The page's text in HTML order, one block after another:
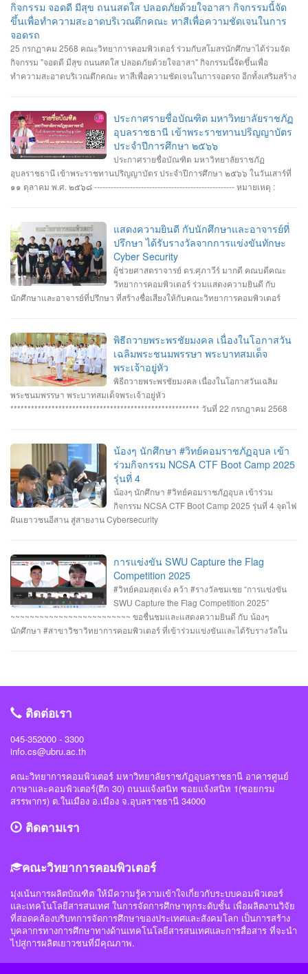
กิจกรรม จอดดี มีสุข ถนนสดใส ปลอดภัยด้วยใจอาสา กิจกรรมนี้จัด
ขึ้นเพื่อทำความสะอาดบริเวณตึกคณะ ทาสีเพื่อความชัดเจนในการ
จอดรถ
25 กรกฏาคม 2568 คณะวิทยาการคอมพิวเตอร์ ร่วมกับสโมสรนักศึกษาได้ร่วมจัด
กิจกรรม "จอดดี มีสุข ถนนสดใส ปลอดภัยด้วยใจอาสา" กิจกรรมนี้จัดขึ้นเพื่อ
ทำความสะอาดบริเวณตึกคณะ ทาสีเพื่อความชัดเจนในการจอดรถ อีกทั้งเสริมสร้าง
ประกาศรายชื่อบัณฑิต มหาวิทยาลัยราชภัฏ
อุบลราชธานี เข้าพระราชทานปริญญาบัตร
ประจำปีการศึกษา ๒๕๖๖
ประกาศรายชื่อบัณฑิต มหาวิทยาลัยราชภัฏ
อุบลราชธานี เข้าพระราชทานปริญญาบัตร ประจำปีการศึกษา ๒๕๖๖ ในวันเสาร์ที่
๑๑ ตุลาคม พ.ศ. ๒๕๖๘ --------------------------------------------------- หมายเหตุ :
แสดงความยินดี กับนักศึกษาและอาจารย์ที่
ปรึกษา ได้รับรางวัลจากการแข่งขันทักษะ
Cyber Security
ผู้ช่วยศาสตราจารย์ ดร.ศุภาวีร์ มากดี คณบดีคณะ
วิทยาการคอมพิวเตอร์ ร่วมแสดงความยินดี กับ
นักศึกษาและอาจารย์ที่ปรึกษา ที่สร้างชื่อเสียงให้กับคณะวิทยาการคอมพิวเตอร์
ปลอดภัยทางไซเบอร์ IT RERU CYBER HACKATHON#1 2025 ภายใต้โครงการ
“เปิดโลกวิชาการ 25 ปี มหาวิทยาลัยราชภัฏร้อยเอ็ด” วันที่ 7-8 กรกฎาคม 2568 รุ่น
Senior #รางวัลชนะเลิศ ทีม Don’t know Everything นายชัยวัฒน์ ชัยฤทธิ์ นาย
อาทิตย์ สายกนก นายสุริยา ขันทา ทำคะแนนได้สูงสุด 2260 คะแนน #รางวัลรอง
ชนะเลิศอันดับที่_1 ทีม MVP นายอัมรินทร์ จำปาหอม นายนวพงษ์ ธรรมสัตย์ นายวี
รพงษ์ โสระธิ ทำคะแนนได้ 1310 คะแนน #รางวัลรองชนะเลิศอันดับที่_2 ทีม
รัตนภักดี MR. SENG SOPHIN นายศตวรรษ วิลามาตย์ ทำคะแนนได้ 500 คะแนน
จบที่อันดับ 9 จาก 13 ทีมที่เข้าร่วมแข่งขันในครั้งนี้ RERU CYBER
HACKATHON#1 2025 จัดโดย คณะเทคโนโลยีสารสนเทศ มหาวิทยาลัยราชภัฏ
ร้อยเอ็ด ร่วมกับสำนักงานคณะกรรมการการรักษาความมั่นคงปลอดภัยไซเบอร์แห่ง
ชาติ (สกมช.) รายการที่ 2. “การแข่งขัน SWU Capture the Flag Competition
2025” เมื่อวันอังคารที่ 1 และ 8 กรกฎาคม 2568 (จัดการแข่งขันในรูปแบบออนไลน์
ในโครงการจำนวน 60 ทีม จัดโดย ภาควิชาวิศวกรรมคอมพิวเตอร์ คณะ
วิศวกรรมศาสตร์ มหาวิทยาลัยศรีนครินทรวิโรฒ ร่วมกับ บริษัท ACIS Professional
Center และ บริษัท SEC Playground รายการที่ 3. การแข่งขัน Mini CTF ระหว่างผู้
เข้าร่วม NCSA CTF Boot Camp 2025 รุ่นที่ 4 ซึ่งจัดขึ้นในระหว่างวันที่ 19–20
กรกฎาคม 2568 นายอาทิตย์ สายกนก นักศึกษาชั้นปีที่ 3 ได้รับ #รางวัล_MVP ผู้ที่
ทำคะแนนรายบุคคลสูงสุด (3400 คะแนน) จัดโดย #สำนักงานคณะกรรมการการ
พิธีถวายพระพรชัยมงคล เนื่องในโอกาสวัน
เฉลิมพระชนมพรรษา พระบาทสมเด็จ
พระเจ้าอยู่หัว
พิธีถวายพระพรชัยมงคล เนื่องในโอกาสวันเฉลิม
พระชนมพรรษา พระบาทสมเด็จพระเจ้าอยู่หัว
******************************************************* วันที่ 22 กรกฎาคม 2568
พระเจ้าอยู่หัว เนื่องในโอกาสมหามงคลเฉลิมพระชนมพรรษา 28 กรกฎาคม 2568 ณ
หอประชุมไพรพะยอม มหาวิทยาลัยราชภัฏอุบลราชธานี โดยมีท่าน รอง
ศาสตราจารย์ธรรมรักษ์ ละอองนวล อธิการบดี เป็นประธานในพิธีถวายพระพร
ชัยมงคลและวางพานพุ่มทอง-พานพุ่มเงิน #คณะวิทยาการคอมพิวเตอร์
#มหาวิทยาลัยแห่งความสุข #มหาวิทยาลัยราชภัฏอุบลราชธานี
น้องๆ นักศึกษา #วิทย์คอมราชภัฏอุบล เข้า
ร่วมกิจกรรม NCSA CTF Boot Camp 2025
รุ่นที่ 4
น้องๆ นักศึกษา #วิทย์คอมราชภัฏอุบล เข้าร่วม
กิจกรรม NCSA CTF Boot Camp 2025 รุ่นที่ 4 จุดไฟ
ฝันเยาวชนอีสาน สู่สายงาน Cybersecurity
การแข่งขัน SWU Capture the Flag
Competition 2025
#วิทย์คอมสุดเจ๋ง คว้า #รางวัลชมเชย “การแข่งขัน
SWU Capture the Flag Competition 2025”
~~~~~~~~~~~~~~~~~~~~~~~~~ ขอชื่นชมและแสดงความยินดี กับ น้องๆ
นักศึกษา #สาขาวิชาวิทยาการคอมพิวเตอร์ ที่เข้าร่วมแข่งขันและได้รับรางวัลใน
24 สถาบันการศึกษา รวมทีมมาเข้าร่วมทำการแข่งขันในโครงการจำนวน 60 ทีม
#มหาวิทยาลัยราชภัฏอุบลราชธานี
ติดต่อเรา
045-352000 - 3300
info.cs@ubru.ac.th
คณะวิทยาการคอมพิวเตอร์ มหาวิทยาลัยราชภัฏอุบลราชธานี อาคารศูนย์
ภาษาและคอมพิวเตอร์(ตึก 30) ถนนแจ้งสนิท ซอยแจ้งสนิท 1(ซอยกรม
สรรพากร) ต.ในเมือง อ.เมือง จ.อุบลราชธานี 34000
ติดตามเรา
คณะวิทยาการคอมพิวเตอร์
มุ่งเน้นการผลิตบัณฑิต ให้มีความรู้ความเข้าใจเกี่ยวกับระบบคอมพิวเตอร์
และเทคโนโลยีสารสนเทศ ในการจัดการศึกษาทุกระดับชั้น เพื่อผลิตงานวิจัย
ที่สอดคล้องบริบทการจัดการศึกษาของประเทศและสังคมโลก เป็นการสร้าง
บุคลากรทางการศึกษาทางด้านเทคโนโลยีสารสนเทศและการสื่อสาร ที่จะนำ
ไปสู่การผลิตเยาวชนที่มีคุณภาพ.